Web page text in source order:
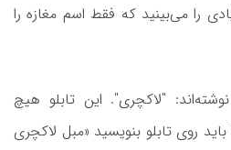
را می‌بینید که فقط اسم مغازه را
"لاکچری". این تابلو هیچ
باید روی تابلو بنویسید «مبل لاکچری